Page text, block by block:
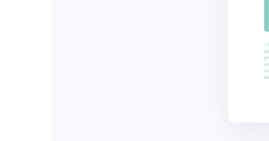
«